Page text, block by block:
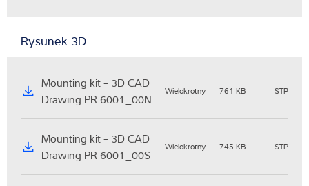
Rysunek 3D
Mounting kit - 3D CAD
Drawing PR 6001_00N
Wielokrotny 761 KB STP
Mounting kit - 3D CAD
Drawing PR 6001_00S
Wielokrotny 745 KB STP